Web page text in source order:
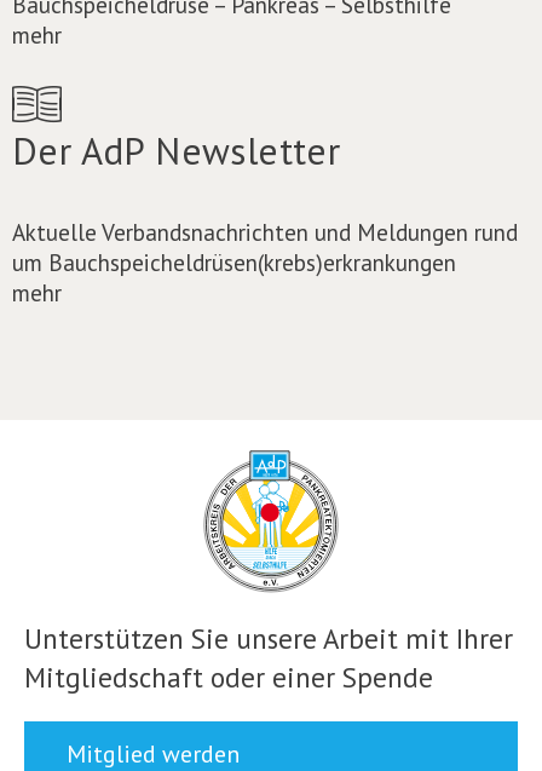
mehr
Der AdP Newsletter
Aktuelle Verbandsnachrichten und Meldungen rund
um Bauchspeicheldrüsen(krebs)erkrankungen
mehr
Unterstützen Sie unsere Arbeit mit Ihrer
Mitgliedschaft oder einer Spende
Mitglied werden